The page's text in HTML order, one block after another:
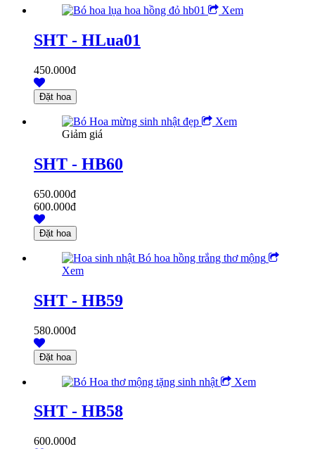
Xem
SHT - HLua01
450.000đ
Xem
Giảm giá
SHT - HB60
650.000đ
600.000đ
Xem
SHT - HB59
580.000đ
Xem
SHT - HB58
600.000đ